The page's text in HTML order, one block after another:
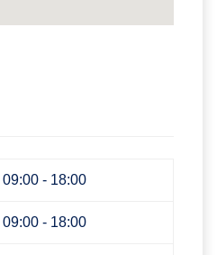
09:00 - 18:00
09:00 - 18:00